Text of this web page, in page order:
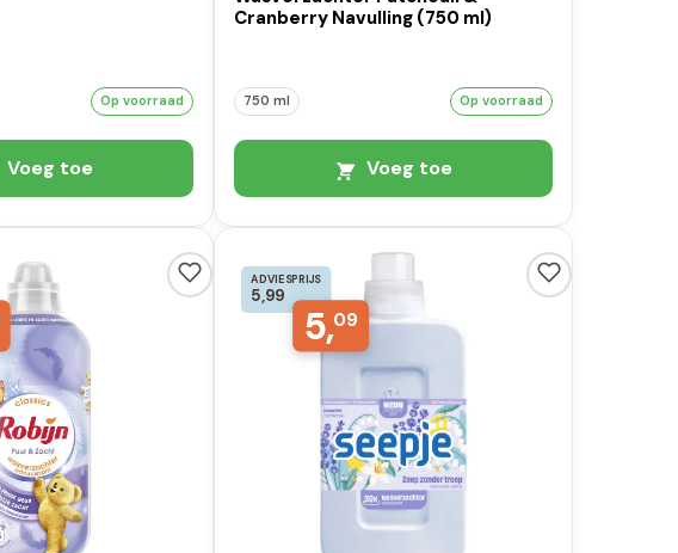
Op voorraad
Voeg toe
Cranberry Navulling (750 ml)
750 ml Op voorraad
Voeg toe
ADVIESPRIJS
5,99
5,09